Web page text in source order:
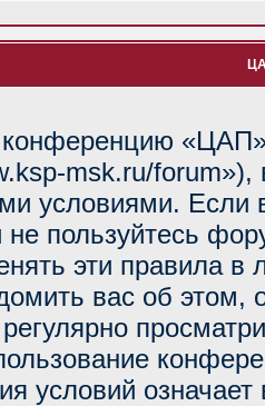
конференцию
msk.ru/forum»),
условиями. Если
не пользуйтесь
эти правила
вас об
условий